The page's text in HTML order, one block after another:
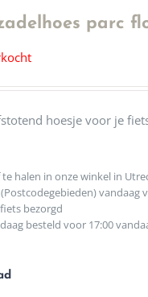
parc
hoesje voor je
te halen in onze winkel in
vandaag
bezorgd
besteld voor 17:00